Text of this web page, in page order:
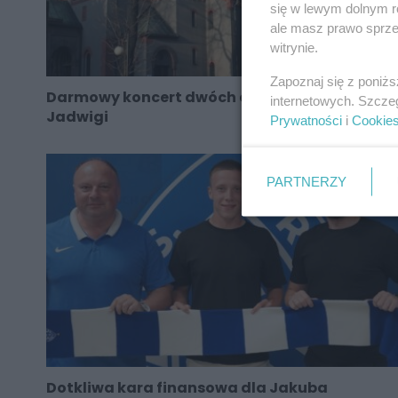
Darmowy koncert dwóch chórów w parafii św.
Jadwigi
Dotkliwa kara finansowa dla Jakuba
się w lewym dolnym
ale masz prawo
witrynie.
Zapoznaj się z
internetowych.
Prywatności i Cookies
PARTNERZY